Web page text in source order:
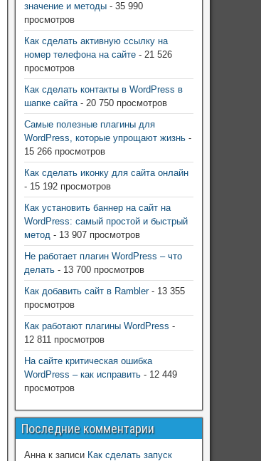
значение и методы - 35 990
просмотров
Как сделать активную ссылку на
номер телефона на сайте - 21 526
просмотров
Как сделать контакты в WordPress в
шапке сайта- 20 750 просмотров
Самые полезные плагины для
WordPress, которые упрощают жизнь -
15 266 просмотров
Как сделать иконку для сайта онлайн
- 15 192 просмотров
Как установить баннер на сайт на
WordPress: самый простой и быстрый
метод - 13 907 просмотров
Не работает плагин WordPress – что
делать - 13 700 просмотров
Как добавить сайт в Rambler- 13 355
просмотров
Как работают плагины WordPress -
12 811 просмотров
На сайте критическая ошибка
WordPress – как исправить - 12 449
просмотров
Последние комментарии
Аннак записи Как сделать запуск